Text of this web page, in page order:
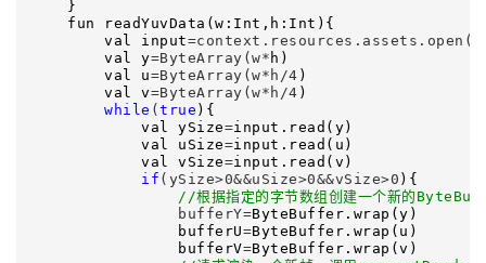
    }
    fun readYuvData(w:Int,h:Int){
        val input
        val y
=ByteArray(w* h)
        val u
=ByteArray(w*h/4 )
        val v
=ByteArray(w*h/4 )
while (true ){
            val ySize
=input.read(y)
            val uSize
=input.read(u)
            val vSize
=input.read(v)
if (ySize>0&&uSize>0&&vSize>0 ){
//根据指定的字节数组创建一个新的
                bufferY=
ByteBuffer.wrap(y)
                bufferU
=ByteBuffer.wrap(u)
                bufferV
=ByteBuffer.wrap(v)